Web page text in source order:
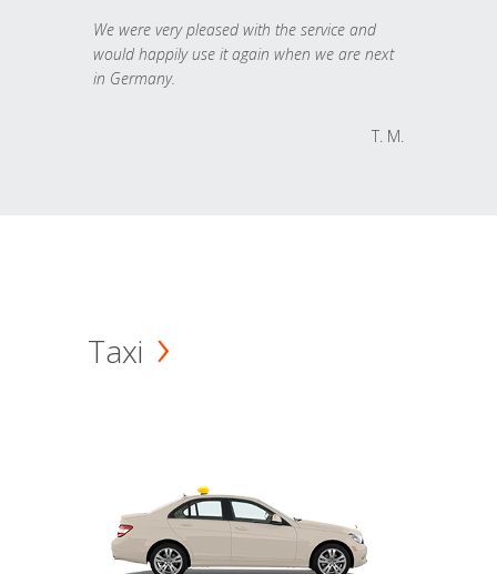
We were very pleased with the service and
would happily use it again when we are next
in Germany.
T. M.
Taxi